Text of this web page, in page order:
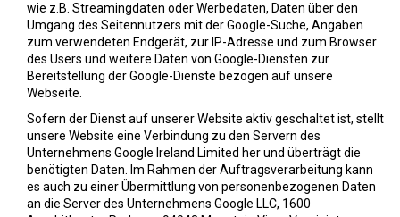
wie z.B. Streamingdaten oder Werbedaten, Daten über den
Umgang des Seitennutzers mit der Google-Suche, Angaben
zum verwendeten Endgerät, zur IP-Adresse und zum Browser
des Users und weitere Daten von Google-Diensten zur
Bereitstellung der Google-Dienste bezogen auf unsere
Webseite.
Sofern der Dienst auf unserer Website aktiv geschaltet ist, stellt
unsere Website eine Verbindung zu den Servern des
Unternehmens Google Ireland Limited her und überträgt die
benötigten Daten. Im Rahmen der Auftragsverarbeitung kann
es auch zu einer Übermittlung von personenbezogenen Daten
an die Server des Unternehmens Google LLC, 1600